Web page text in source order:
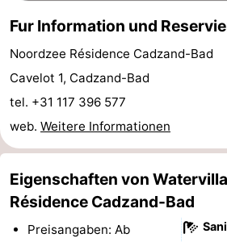
Rundfahrten
-
Spielplätze
-
Indoor-
-
Minigolfplätze
Wellness-
Zentren
Dörfer
Fur Information und
Noordzee Résidence Cadzand-Bad
Cavelot 1, Cadzand-Bad
tel. +31 117 396 577
web. Weitere Informationen
Eigenschaften von
Résidence Cadzand-Bad
Preisangaben: Ab